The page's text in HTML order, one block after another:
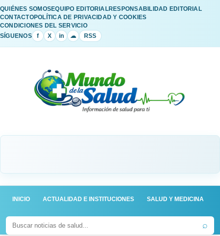
QUIÉNES SOMOSEQUIPO EDITORIALRESPONSABILIDAD EDITORIAL
CONTACTOPOLÍTICA DE PRIVACIDAD Y COOKIES
CONDICIONES DEL SERVICIO
SÍGUENOS
f X in ☁ RSS
INICIO ACTUALIDAD E INSTITUCIONES SALUD Y MEDICINA
⌕